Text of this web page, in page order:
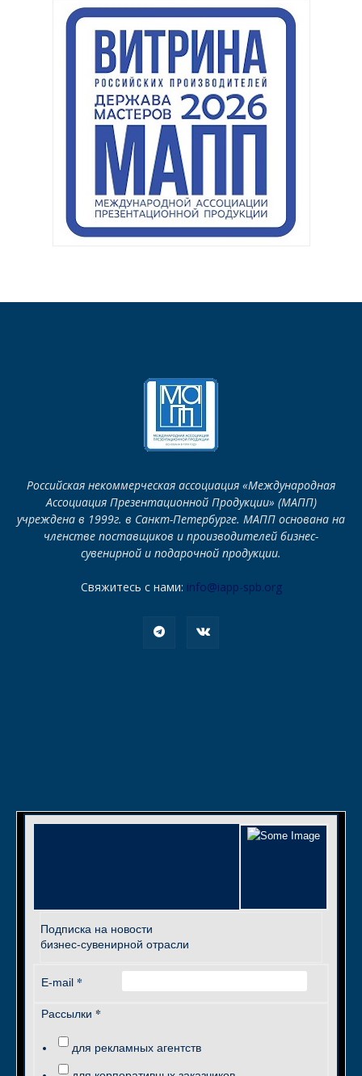
Российская некоммерческая ассоциация «Международная
Ассоциация Презентационной Продукции» (МАПП)
учреждена в 1999г. в Санкт-Петербурге. МАПП основана на
членстве поставщиков и производителей бизнес-
сувенирной и подарочной продукции.
Свяжитесь с нами: info@iapp-spb.org
Подписка на новости
бизнес-сувенирной отрасли
E-mail *
Рассылки *
для рекламных агентств